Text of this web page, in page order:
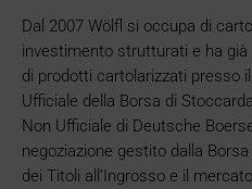
Dal 2007 Wölfl si occupa di
investimento strutturati e ha
di prodotti cartolarizzati presso
Ufficiale della Borsa di
Non Ufficiale di Deutsche
negoziazione gestito dalla
dei Titoli all’Ingrosso e il